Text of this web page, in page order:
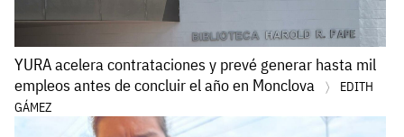
YURA acelera contrataciones y prevé generar hasta mil
empleos antes de concluir el año en Monclova
EDITH
GÁMEZ